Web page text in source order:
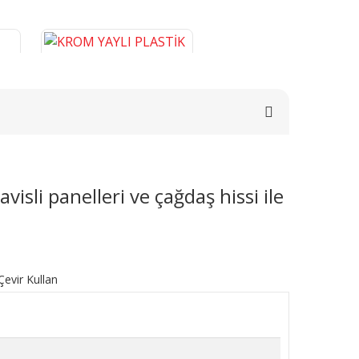
KROM YAYLI PLASTİK BORU
GİZLEME 9 CM
panelleri ve çağdaş hissi ile